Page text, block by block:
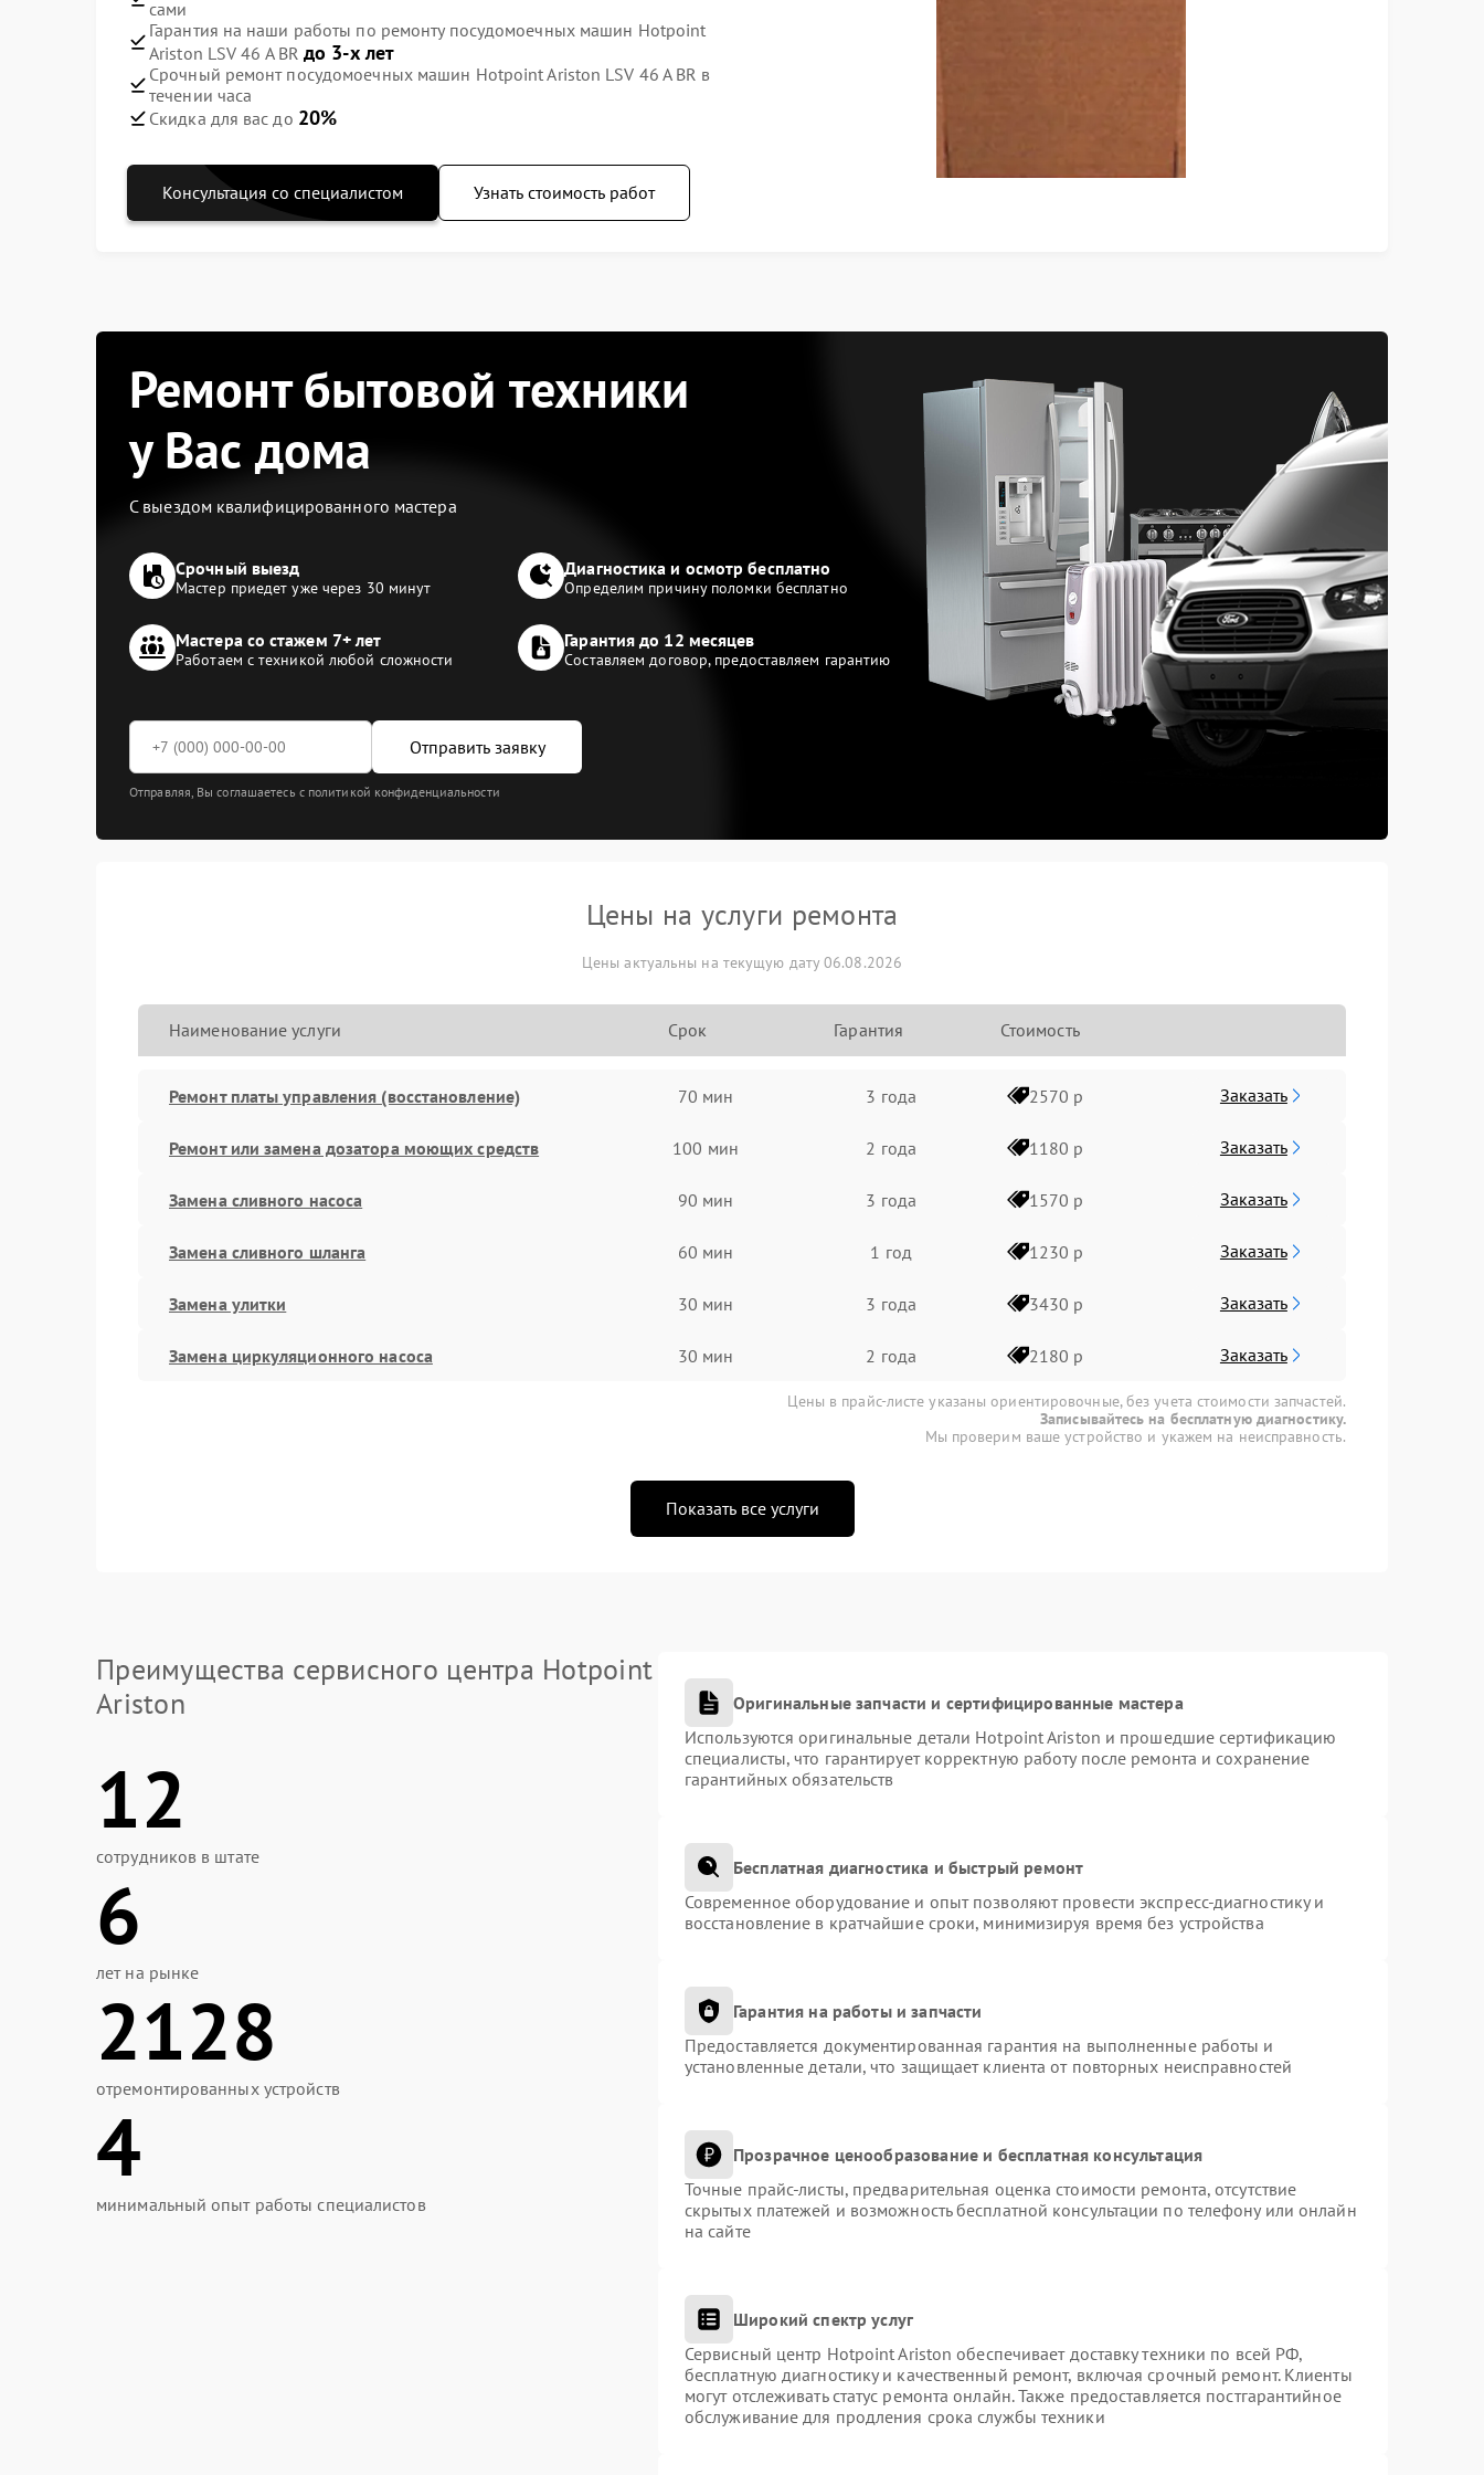
сами
Гарантия на наши работы по ремонту посудомоечных машин Hotpoint
Ariston LSV 46 A BR до 3-х лет
Срочный ремонт посудомоечных машин Hotpoint Ariston LSV 46 A BR в
течении часа
Скидка для вас до 20%
Консультация со специалистом Узнать стоимость работ
Ремонт бытовой техники
у Вас дома
С выездом квалифицированного мастера
Срочный выезд
Мастер приедет уже через 30 минут
Диагностика и осмотр бесплатно
Определим причину поломки бесплатно
Мастера со стажем 7+ лет
Работаем с техникой любой сложности
Гарантия до 12 месяцев
Составляем договор, предоставляем гарантию
Отправить заявку
Отправляя, Вы соглашаетесь с политикой конфиденциальности
Цены на услуги ремонта
Цены актуальны на текущую дату 06.08.2026
Наименование услуги Срок Гарантия Стоимость
Ремонт платы управления (восстановление) 70 мин 3 года 2570 р Заказать
Ремонт или замена дозатора моющих средств 100 мин 2 года 1180 р Заказать
Замена сливного насоса 90 мин 3 года 1570 р Заказать
Замена сливного шланга 60 мин 1 год 1230 р Заказать
Замена улитки 30 мин 3 года 3430 р Заказать
Замена циркуляционного насоса 30 мин 2 года 2180 р Заказать
Цены в прайс-листе указаны ориентировочные, без учета стоимости запчастей.
Записывайтесь на бесплатную диагностику.
Мы проверим ваше устройство и укажем на неисправность.
Показать все услуги
Преимущества сервисного центра Hotpoint
Ariston
12
сотрудников в штате
6
лет на рынке
2128
отремонтированных устройств
4
минимальный опыт работы специалистов
Оригинальные запчасти и сертифицированные мастера
Используются оригинальные детали Hotpoint Ariston и прошедшие сертификацию
специалисты, что гарантирует корректную работу после ремонта и сохранение
гарантийных обязательств
Бесплатная диагностика и быстрый ремонт
Современное оборудование и опыт позволяют провести экспресс-диагностику и
восстановление в кратчайшие сроки, минимизируя время без устройства
Гарантия на работы и запчасти
Предоставляется документированная гарантия на выполненные работы и
установленные детали, что защищает клиента от повторных неисправностей
Прозрачное ценообразование и бесплатная консультация
Точные прайс-листы, предварительная оценка стоимости ремонта, отсутствие
скрытых платежей и возможность бесплатной консультации по телефону или онлайн
на сайте
Широкий спектр услуг
Сервисный центр Hotpoint Ariston обеспечивает доставку техники по всей РФ,
бесплатную диагностику и качественный ремонт, включая срочный ремонт. Клиенты
могут отслеживать статус ремонта онлайн. Также предоставляется постгарантийное
обслуживание для продления срока службы техники